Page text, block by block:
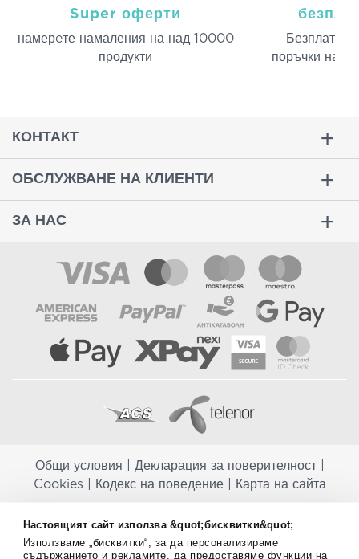
Настоящият сайт използва &quot;бисквитки&quot;
Използваме „бисквитки“, за да персонализираме
съдържанието и рекламите, да предоставяме функции на
Super оферти
намерeте намаления на над 10000
продукти
Безплатна
поръчки над
КОНТАКТ
ОБСЛУЖВАНЕ НА КЛИЕНТИ
ЗА НАС
Общи условия Декларация за поверителност|
Cookies
Кодекс на поведение| Карта на сайта
заместват балансираната диета и не са предназначени за
профилактика, лечение или лечение на човешки заболявания.
Консултирайте се с Вашия лекар, ако сте бременна, кърмите,